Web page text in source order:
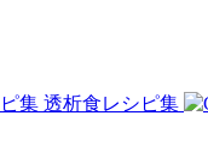
透析食レシピ集